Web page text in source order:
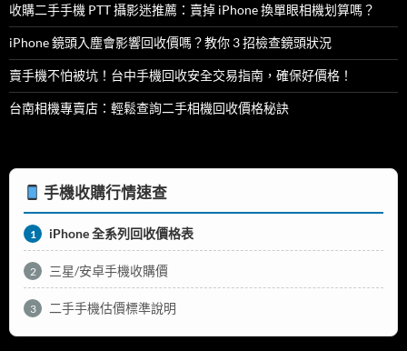
收購二手手機 PTT 攝影迷推薦：賣掉 iPhone 換單眼相機划算嗎？
iPhone 鏡頭入塵會影響回收價嗎？教你 3 招檢查鏡頭狀況
賣手機不怕被坑！台中手機回收安全交易指南，確保好價格！
台南相機專賣店：輕鬆查詢二手相機回收價格秘訣
手機收購行情速查
1 iPhone 全系列回收價格表
2 三星/安卓手機收購價
3 二手手機估價標準說明